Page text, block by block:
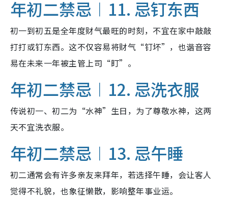
年初二禁忌︱11. 忌钉东西
初一到初五是全年度财气最旺的时刻，不宜在家中敲敲
打打或钉东西。这不仅容易将财气“钉坏”，也谐音容
易在未来一年被主管上司“盯”。
年初二禁忌︱12. 忌洗衣服
传说初一、初二为“水神”生日，为了尊敬水神，这两
天不宜洗衣服。
年初二禁忌︱13. 忌午睡
初二通常会有许多亲友来拜年，若选择午睡，会让客人
觉得不礼貌，也象征懒散，影响整年事业运。